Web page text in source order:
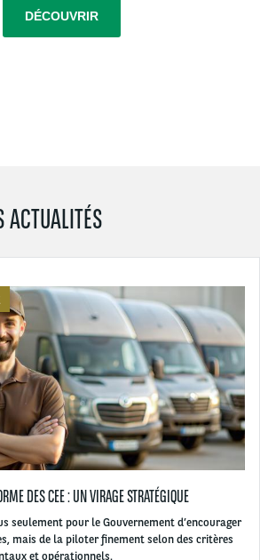
DÉCOUVRIR
ACTUALITÉS
DES CEE : UN VIRAGE STRATÉGIQUE
seulement pour le Gouvernement d’encourager
mais de la piloter finement selon des critères
et opérationnels.